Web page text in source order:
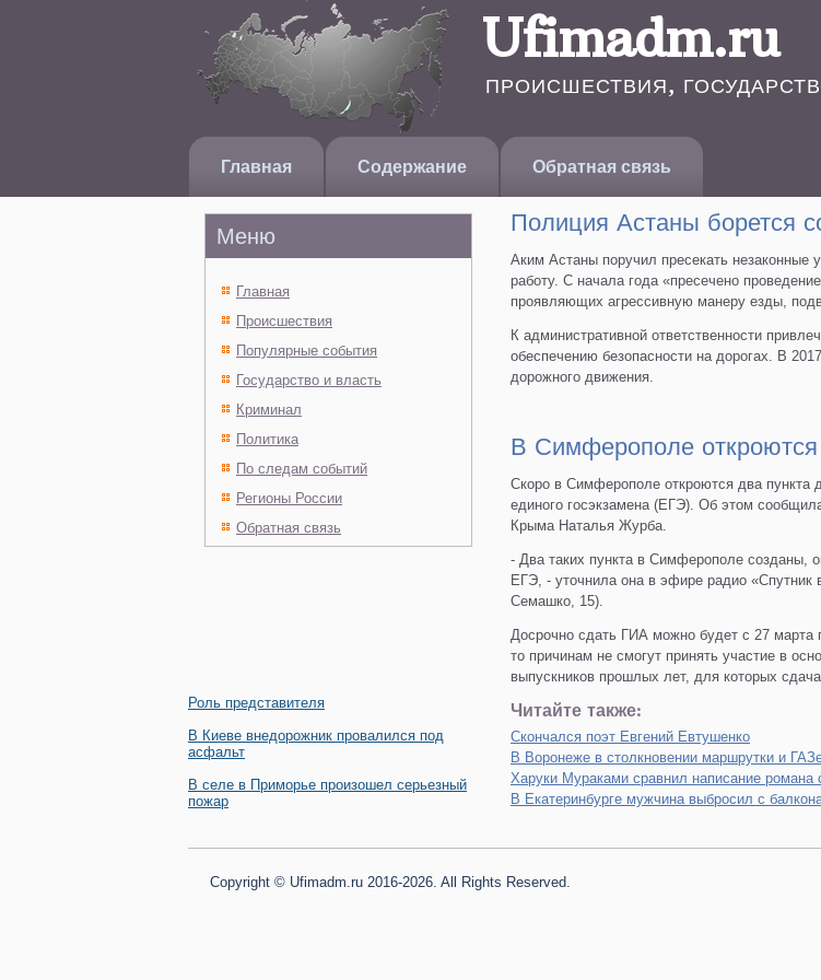
Ufimadm.ru
ПРОИСШЕСТВИЯ,
Главная Содержание Обратная связь
Меню
Главная
Происшествия
Популярные события
Государство и власть
Криминал
Политика
По следам событий
Регионы России
Обратная связь
Роль представителя
В Киеве внедорожник провалился под
асфальт
В селе в Приморье произошел серьезный
пожар
Полиция Астаны борется
Аким Астаны поручил пресекать незаконные
работу. С начала года «пресечено
проявляющих агрессивную манеру езды,
К административной ответственности
обеспечению безопасности на дорогах. В
дорожного движения.
В Симферополе
Скоро в Симферополе откроются два пункта
единого госэкзамена (ЕГЭ). Об этом
Крыма Наталья Журба.
- Два таких пункта в Симферополе созданы,
ЕГЭ, - уточнила она в эфире радио
Семашко, 15).
Досрочно сдать ГИА можно будет с 27 марта
то причинам не смогут принять участие в
выпускников прошлых лет, для которых
Читайте также:
Скончался поэт Евгений Евтушенко
В Воронеже в столкновении маршрутки и
Харуки Мураками сравнил написание романа
В Екатеринбурге мужчина выбросил с
Copyright © Ufimadm.ru 2016-2026. All Rights Reserved.